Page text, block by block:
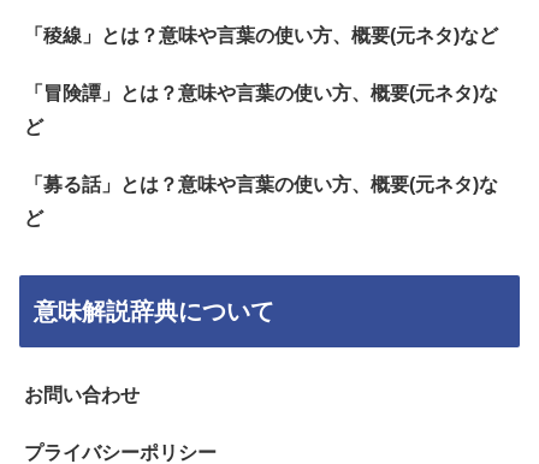
「稜線」とは？意味や言葉の使い方、概要(元ネタ)など
「冒険譚」とは？意味や言葉の使い方、概要(元ネタ)な
ど
「募る話」とは？意味や言葉の使い方、概要(元ネタ)な
ど
意味解説辞典について
お問い合わせ
プライバシーポリシー